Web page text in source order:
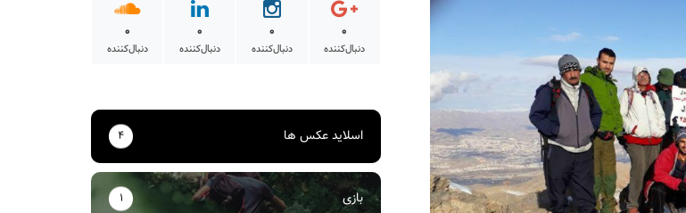
۰
دنبال‌کننده
۰
دنبال‌کننده
۰
دنبال‌کننده
۰
دنبال‌کننده
اسلاید عکس ها ۴
بازی ۱